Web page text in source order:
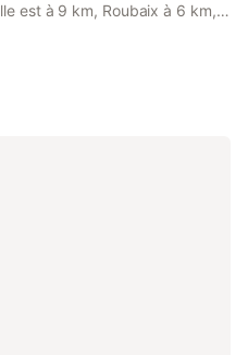
est à 9 km, Roubaix à 6 km,
en commun (métros
compris Taxes de séjour